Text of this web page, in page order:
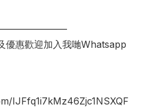
優惠歡迎加入我哋Whatsapp
IJFfq1i7kMz46Zjc1NSXQF